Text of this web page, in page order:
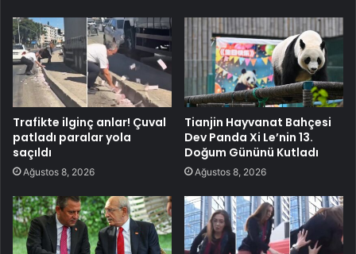
Trafikte ilginç anlar! Çuval
patladı paralar yola
saçıldı
Ağustos 8, 2026
Tianjin Hayvanat Bahçesi
Dev Panda Xi Le’nin 13.
Doğum Gününü Kutladı
Ağustos 8, 2026